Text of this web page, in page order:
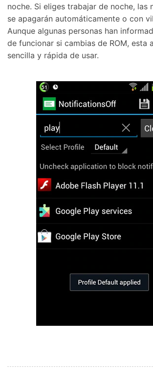
noche. Si eliges trabajar de noche, las
se apagarán automáticamente o con
Aunque algunas personas han
de funcionar si cambias de ROM, esta
sencilla y rápida de usar.